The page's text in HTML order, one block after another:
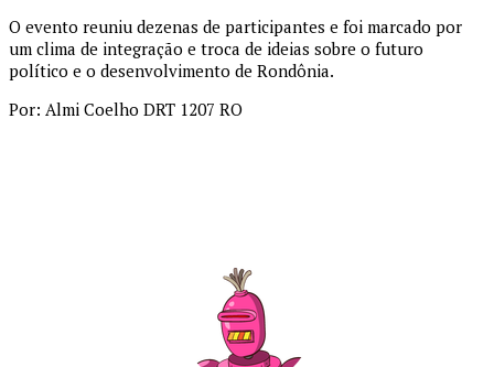
O evento reuniu dezenas de participantes e foi marcado por
um clima de integração e troca de ideias sobre o futuro
político e o desenvolvimento de Rondônia.
Por: Almi Coelho DRT 1207 RO